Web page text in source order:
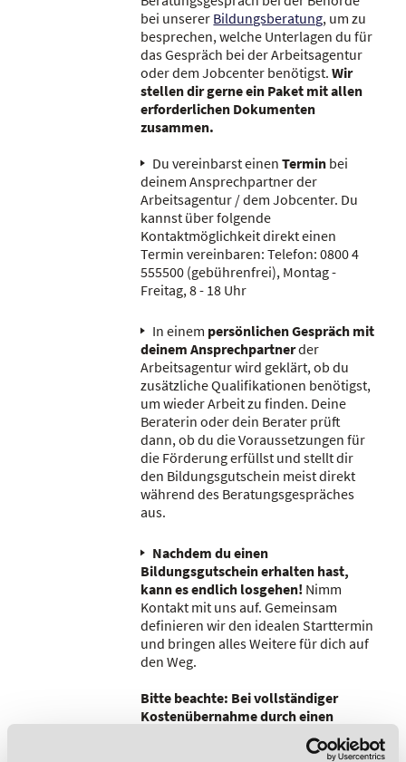
bei unserer Bildungsberatung, um zu
besprechen, welche Unterlagen du für
das Gespräch bei der Arbeitsagentur
oder dem Jobcenter benötigst.Wir
stellen dir gerne ein Paket mit allen
erforderlichen Dokumenten
zusammen.
Du vereinbarst einenTermin bei
deinem Ansprechpartner der
Arbeitsagentur / dem Jobcenter. Du
kannst über folgende
Kontaktmöglichkeit direkt einen
Termin vereinbaren: Telefon: 0800 4
555500 (gebührenfrei), Montag -
Freitag, 8 - 18 Uhr
In einem persönlichen Gespräch mit
deinem Ansprechpartnerder
Arbeitsagentur wird geklärt, ob du
zusätzliche Qualifikationen benötigst,
um wieder Arbeit zu finden. Deine
Beraterin oder dein Berater prüft
dann, ob du die Voraussetzungen für
die Förderung erfüllst und stellt dir
den Bildungsgutschein meist direkt
während des Beratungsgespräches
aus.
Nachdem du einen
Bildungsgutschein erhalten hast,
kann es endlich losgehen! Nimm
Kontakt mit uns auf. Gemeinsam
definieren wir den idealen Starttermin
und bringen alles Weitere für dich auf
den Weg.
Bitte beachte: Bei vollständiger
Kostenübernahme durch einen
Bildungsgutschein verpflichtest du
dich, die Weiterbildung gemäß dem